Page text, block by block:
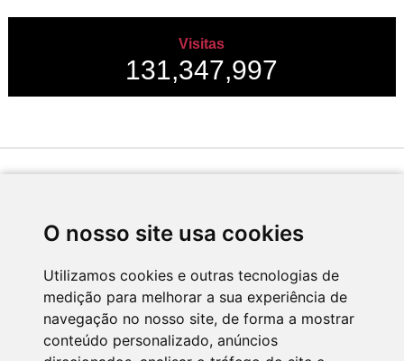
O nosso site usa cookies
Utilizamos cookies e outras tecnologias de
medição para melhorar a sua experiência de
navegação no nosso site, de forma a mostrar
conteúdo personalizado, anúncios
Visitas
131,347,997